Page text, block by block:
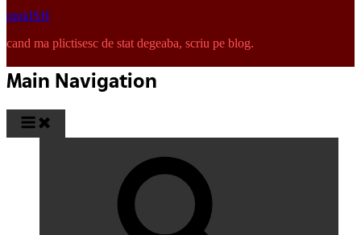
pinkISH
cand ma plictisesc de stat degeaba, scriu pe blog.
Main Navigation